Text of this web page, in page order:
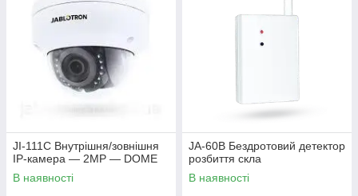
JI-111C Внутрішня/зовнішня
IP-камера — 2MP — DOME
В наявності
JA-60B Бездротовий детектор
розбиття скла
В наявності